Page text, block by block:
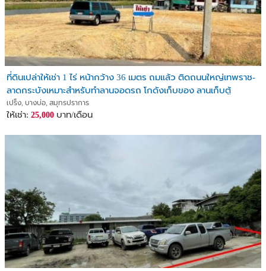
ที่ดินเปล่าให้เช่า 1 ไร่ หน้ากว้าง 36 เมตร ถมแล้ว ติดถนนใหญ่เทพราช-
ลาดกระบังเหมาะสำหรับทำลานจอดรถ โกดังเก็บของ ลานเก็บตู้
คอนเทนเนอร์ ร้านค้าโชว์รูม
เปร็ง, บางบ่อ, สมุทรปราการ
ให้เช่า: 25,000 บาท/เดือน